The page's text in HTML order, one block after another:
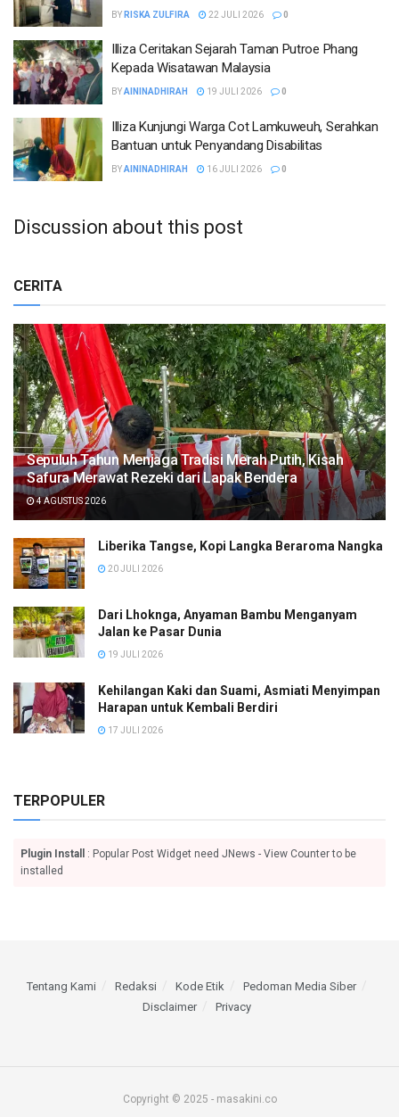
BY RISKA ZULFIRA 22 JULI 2026 0
Illiza Ceritakan Sejarah Taman Putroe Phang
Kepada Wisatawan Malaysia
BYAININADHIRAH 19 JULI 2026 0
Illiza Kunjungi Warga Cot Lamkuweuh, Serahkan
Bantuan untuk Penyandang Disabilitas
BYAININADHIRAH 16 JULI 2026 0
Discussion about this post
CERITA
Sepuluh Tahun Menjaga Tradisi Merah Putih, Kisah
Safura Merawat Rezeki dari Lapak Bendera
4 AGUSTUS 2026
Liberika Tangse, Kopi Langka Beraroma Nangka
20 JULI 2026
Dari Lhoknga, Anyaman Bambu Menganyam
Jalan ke Pasar Dunia
19 JULI 2026
Kehilangan Kaki dan Suami, Asmiati Menyimpan
Harapan untuk Kembali Berdiri
17 JULI 2026
TERPOPULER
Plugin Install
: Popular Post Widget need JNews - View Counter to be
installed
Tentang Kami Redaksi Kode Etik
Pedoman Media Siber
Disclaimer
Privacy
Copyright © 2025 - masakini.co